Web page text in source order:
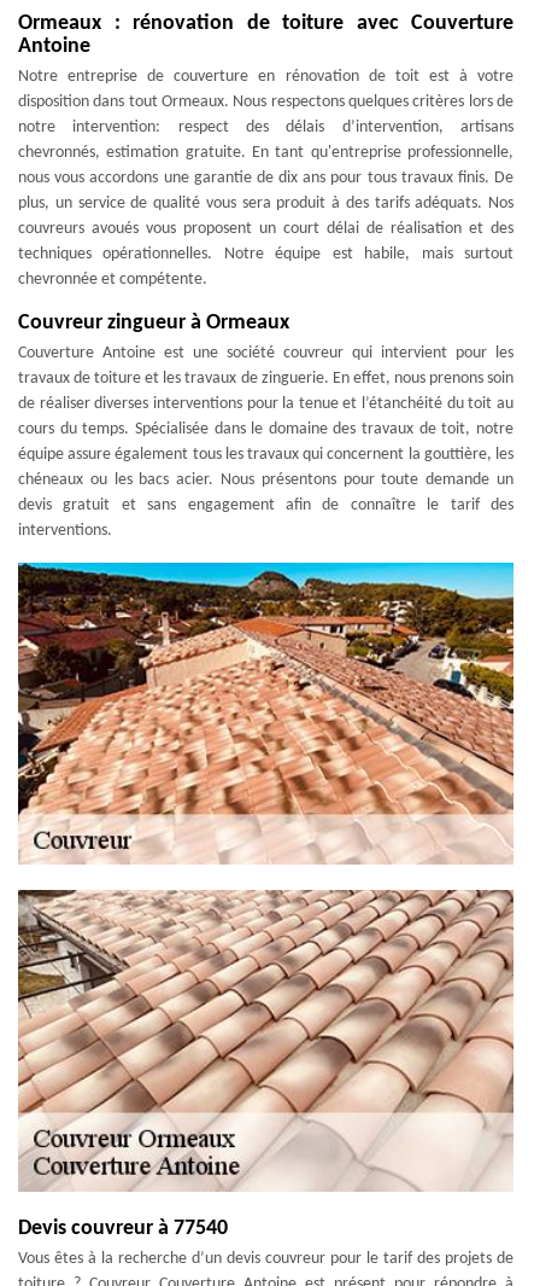
Ormeaux : rénovation de toiture avec Couverture
Antoine
Notre entreprise de couverture en rénovation de toit est à votre
disposition dans tout Ormeaux. Nous respectons quelques critères lors de
notre intervention: respect des délais d’intervention, artisans
chevronnés, estimation gratuite. En tant qu'entreprise professionnelle,
nous vous accordons une garantie de dix ans pour tous travaux finis. De
plus, un service de qualité vous sera produit à des tarifs adéquats. Nos
couvreurs avoués vous proposent un court délai de réalisation et des
techniques opérationnelles. Notre équipe est habile, mais surtout
chevronnée et compétente.
Couvreur zingueur à Ormeaux
Couverture Antoine est une société couvreur qui intervient pour les
travaux de toiture et les travaux de zinguerie. En effet, nous prenons soin
de réaliser diverses interventions pour la tenue et l’étanchéité du toit au
cours du temps. Spécialisée dans le domaine des travaux de toit, notre
équipe assure également tous les travaux qui concernent la gouttière, les
chéneaux ou les bacs acier. Nous présentons pour toute demande un
devis gratuit et sans engagement afin de connaître le tarif des
interventions.
Devis couvreur à 77540
Vous êtes à la recherche d’un devis couvreur pour le tarif des projets de